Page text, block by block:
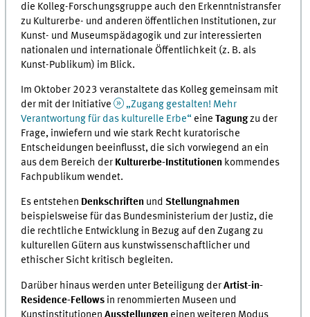
die Kolleg-Forschungsgruppe auch den Erkenntnistransfer
zu Kulturerbe- und anderen öffentlichen Institutionen, zur
Kunst- und Museumspädagogik und zur interessierten
nationalen und internationale Öffentlichkeit (z. B. als
Kunst-Publikum) im Blick.
Im Oktober 2023 veranstaltete das Kolleg gemeinsam mit
der mit der Initiative
„Zugang gestalten! Mehr
Verantwortung für das kulturelle Erbe“ eineTagungzu der
Frage, inwiefern und wie stark Recht kuratorische
Entscheidungen beeinflusst, die sich vorwiegend an ein
aus dem Bereich der Kulturerbe-Institutionen kommendes
Fachpublikum wendet.
Es entstehen Denkschriften undStellungnahmen
beispielsweise für das Bundesministerium der Justiz, die
die rechtliche Entwicklung in Bezug auf den Zugang zu
kulturellen Gütern aus kunstwissenschaftlicher und
ethischer Sicht kritisch begleiten.
Darüber hinaus werden unter Beteiligung derArtist-in-
Residence-Fellows in renommierten Museen und